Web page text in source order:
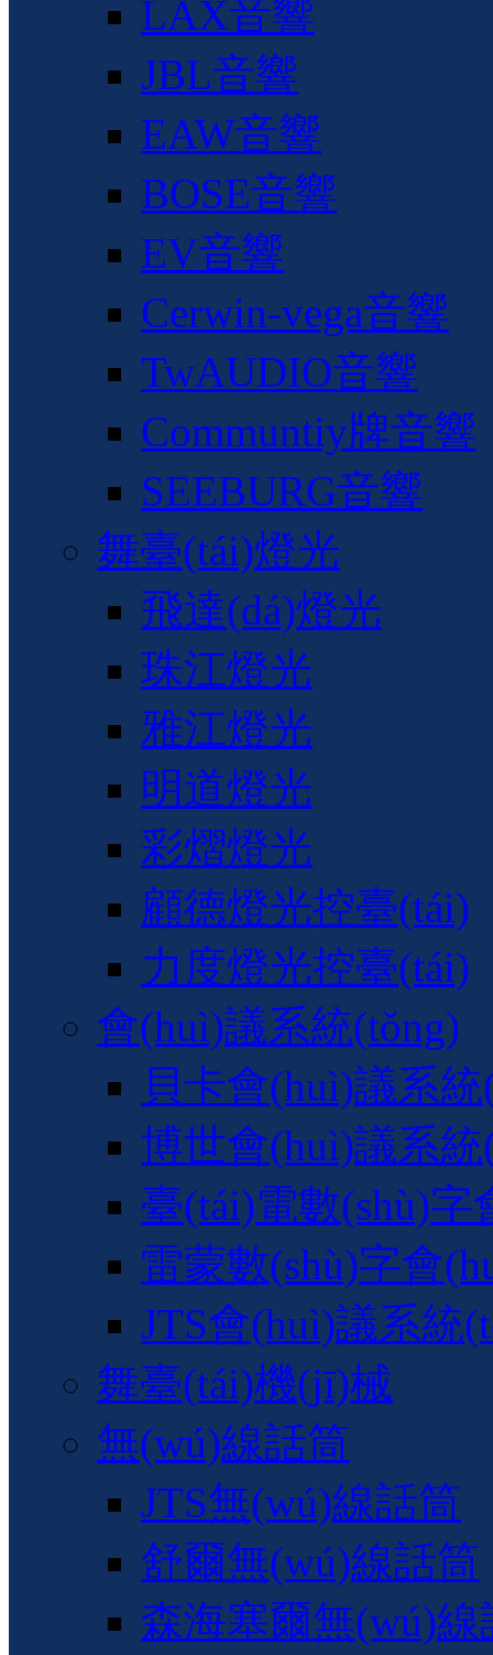
LAX音響
JBL音響
EAW音響
BOSE音響
EV音響
Cerwin-vega音響
TwAUDIO音響
Communtiy牌音響
SEEBURG音響
舞臺(tái)燈光
飛達(dá)燈光
珠江燈光
雅江燈光
明道燈光
彩熠燈光
顧德燈光控臺(tái)
力度燈光控臺(tái)
會(huì)議系統(tǒng)
貝卡會(huì)議系統
博世會(huì)議系統
臺(tái)電數(shù)
雷蒙數(shù)字會
JTS會(huì)議系統
舞臺(tái)機(jī)械
無(wú)線話筒
JTS無(wú)線話筒
舒爾無(wú)線話筒
森海塞爾無(wú)線